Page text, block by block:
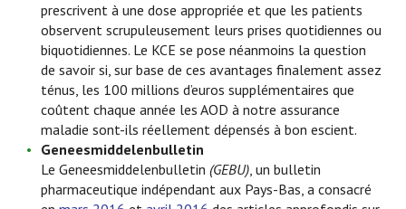
prescrivent à une dose appropriée et que les patients
observent scrupuleusement leurs prises quotidiennes ou
biquotidiennes. Le KCE se pose néanmoins la question
de savoir si, sur base de ces avantages finalement assez
ténus, les 100 millions d’euros supplémentaires que
coûtent chaque année les AOD à notre assurance
maladie sont-ils réellement dépensés à bon escient.
Geneesmiddelenbulletin
Le Geneesmiddelenbulletin (GEBU), un bulletin
pharmaceutique indépendant aux Pays-Bas, a consacré